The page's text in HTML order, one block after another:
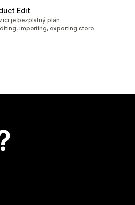
Edit
1018
je bezplatný plán
importing, exporting store